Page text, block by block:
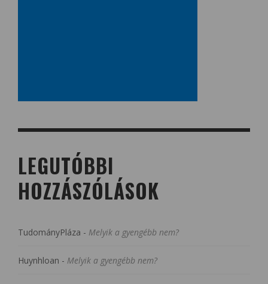
LEGUTÓBBI
HOZZÁSZÓLÁSOK
TudományPláza - Melyik a gyengébb nem?
Huynhloan - Melyik a gyengébb nem?